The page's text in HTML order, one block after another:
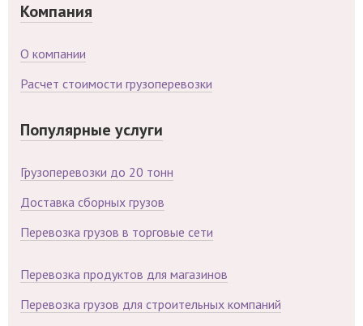
Компания
О компании
Расчет стоимости грузоперевозки
Популярные услуги
Грузоперевозки до 20 тонн
Доставка сборных грузов
Перевозка грузов в торговые сети
Перевозка продуктов для магазинов
Перевозка грузов для строительных компаний